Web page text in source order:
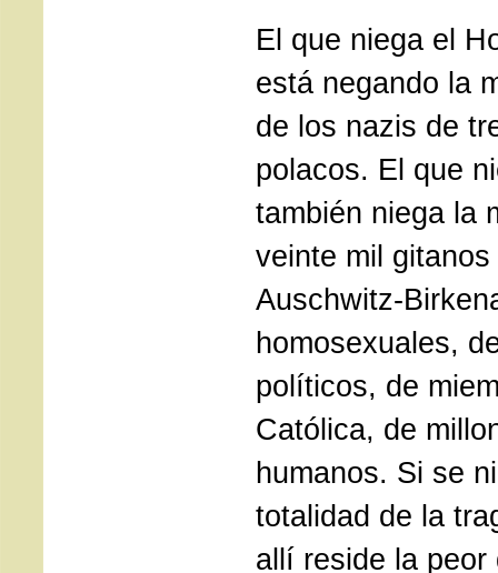
El que niega el
está negando la
de los nazis de
polacos. El que
también niega la
veinte mil
Auschwitz-
homosexuales,
políticos, de
Católica, de
humanos. Si se
totalidad de la
allí reside la peor